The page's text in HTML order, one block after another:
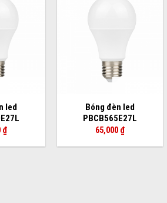
led
₫
Bóng đèn led
PBCB565E27L
65,000 ₫